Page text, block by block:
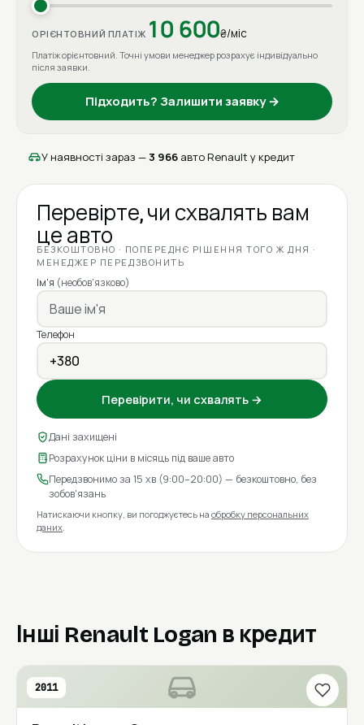
ОРІЄНТОВНИЙ ПЛАТІЖ 10 600₴/міс
Платіж орієнтовний. Точні умови менеджер розрахує індивідуально
після заявки.
Підходить? Залишити заявку →
У наявності зараз — 3 966 авто Renault у кредит
Перевірте, чи схвалять вам
це авто
БЕЗКОШТОВНО · ПОПЕРЕДНЄ РІШЕННЯ ТОГО Ж ДНЯ ·
МЕНЕДЖЕР ПЕРЕДЗВОНИТЬ
Ім'я (необов'язково)
Телефон
Перевірити, чи схвалять →
Дані захищені
Розрахунок ціни в місяць під ваше авто
Передзвонимо за 15 хв (9:00–20:00) — безкоштовно, без
зобов'язань
Натискаючи кнопку, ви погоджуєтесь на обробку персональних
даних.
Інші Renault Logan в кредит
2011